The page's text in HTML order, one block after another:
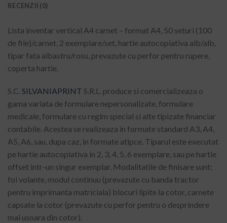
RECENZII (0)
Lista inventar vertical A4 carnet – format A4, 50 seturi (100
de file)/carnet, 2 exemplare/set, hartie autocopiativa alb/alb,
tipar fata albastru/rosu, prevazute cu perfor pentru rupere,
coperta hartie.
S.C. SILVANIAPRINT S.R.L. produce si comercializeaza o
gama variata de formulare nepersonalizate, formulare
medicale, formulare cu regim special si alte tipizate financiar
contabile. Acestea se realizeaza in formate standard A3, A4,
A5, A6, sau, dupa caz, in formate atipce. Tiparul este executat
pe hartie autocopiativa in 2, 3, 4, 5, 6 exemplare, sau pe hartie
offset intr-un singur exemplar. Modalitatile de finisare sunt:
foi volante, modul continuu (prevazute cu banda tractor
pentru imprimanta matriciala) blocuri lipite la cotor, carnete
capsate la cotor (prevazute cu perfor pentru o desprindere
mai usoara din cotor).